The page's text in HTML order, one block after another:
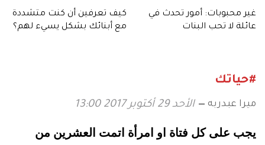
غير محبوبات: أمور تحدث في
عائلة لا تحب البنات
كيف تعرفين أن كنت متشددة
مع أبنائك بشكل يسيء لهم؟
#حياتك
ميرا عبدربه الأحد 29 أكتوبر 2017 13:00
يجب على كل فتاة او امرأة اتمت العشرين من